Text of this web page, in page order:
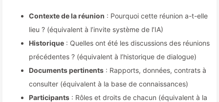
Contexte de la réunion : Pourquoi cette réunion a-t-elle
lieu ? (équivalent à l’invite système de l’IA)
Historique : Quelles ont été les discussions des réunions
précédentes ? (équivalent à l’historique de dialogue)
Documents pertinents : Rapports, données, contrats à
consulter (équivalent à la base de connaissances)
Participants : Rôles et droits de chacun (équivalent à la